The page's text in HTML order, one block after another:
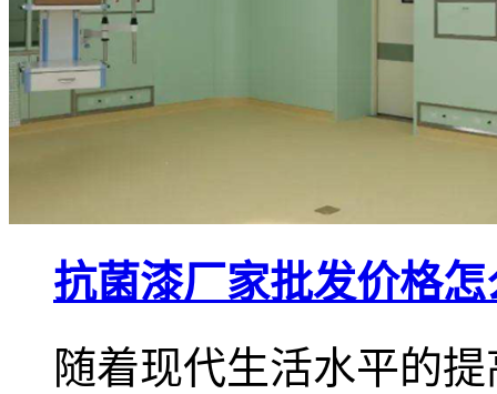
抗菌漆厂家批发价格怎
随着现代生活水平的